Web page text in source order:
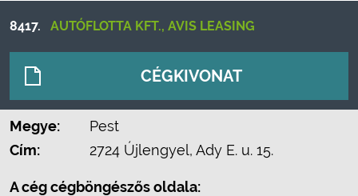
8417. AUTÓFLOTTA KFT., AVIS LEASING
CÉGKIVONAT
Megye:
Pest
Cím:
2724 Újlengyel, Ady E. u. 15.
A cég cégböngészős oldala: